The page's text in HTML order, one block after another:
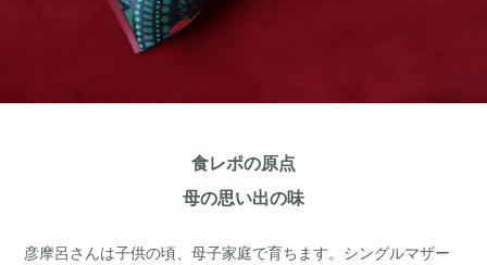
食レポの原点
母の思い出の味
彦摩呂さんは子供の頃、母子家庭で育ちます。シングルマザー